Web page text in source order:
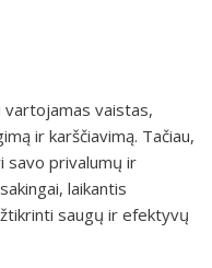
vaistas,
ir karščiavimą. Tačiau,
savo privalumų ir
laikantis
saugų ir efektyvų